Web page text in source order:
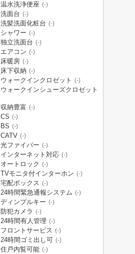
温水洗浄便座 (-)
洗面台 (-)
洗髪洗面化粧台 (-)
シャワー (-)
独立洗面台 (-)
エアコン (-)
床暖房 (-)
床下収納 (-)
ウォークインクロゼット (-)
ウォークインシューズクロゼット
収納豊富 (-)
CS (-)
BS (-)
CATV (-)
光ファイバー (-)
インターネット対応 (-)
オートロック (-)
TVモニタ付インターホン (-)
宅配ボックス (-)
24時間緊急通報システム (-)
ディンプルキー (-)
防犯カメラ (-)
24時間有人管理 (-)
フロントサービス (-)
24時間ゴミ出し可 (-)
住戸内覧可能 (-)